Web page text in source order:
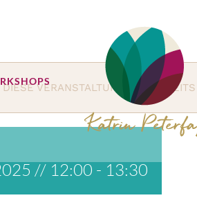
DIESE VERANSTALTUNG HAT
// 12:00 - 13:30